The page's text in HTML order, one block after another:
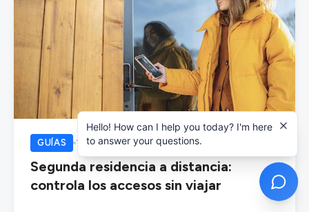
GUÍAS 17/07/2026
Segunda residencia a distancia:
controla los accesos sin viajar
Hello! How can I help you today? I'm here
to answer your questions.